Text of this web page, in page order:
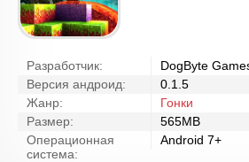
Разработчик:
DogByte
Версия андроид:
0.1.5
Жанр:
Гонки
Размер:
565MB
Операционная
система:
Android 7+